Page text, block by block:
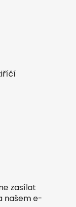
zasílat
našem e-